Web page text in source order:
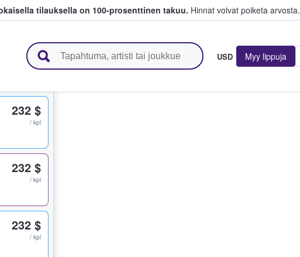
tilauksella on 100-prosenttinen takuu. Hinnat voivat poiketa arvosta.
USD Myy lippuja
232 $
/ kpl
232 $
/ kpl
232 $
/ kpl